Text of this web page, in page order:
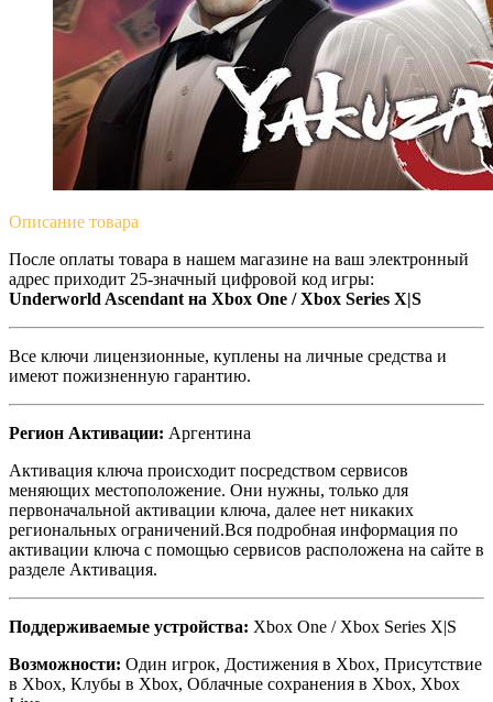
Описание товара
После оплаты товара в нашем магазине на ваш электронный
адрес приходит 25-значный цифровой код игры:
Underworld Ascendant на Xbox One / Xbox Series X|S
Все ключи лицензионные, куплены на личные средства и
имеют пожизненную гарантию.
Регион Активации: Аргентина
Активация ключа происходит посредством сервисов
меняющих местоположение. Они нужны, только для
первоначальной активации ключа, далее нет никаких
региональных ограничений.Вся подробная информация по
активации ключа с помощью сервисов расположена на сайте в
разделе Активация.
Поддерживаемые устройства: Xbox One / Xbox Series X|S
Возможности: Один игрок, Достижения в Xbox, Присутствие
в Xbox, Клубы в Xbox, Облачные сохранения в Xbox, Xbox